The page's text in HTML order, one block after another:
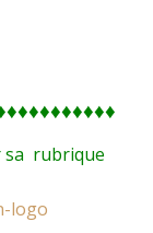
sa rubrique